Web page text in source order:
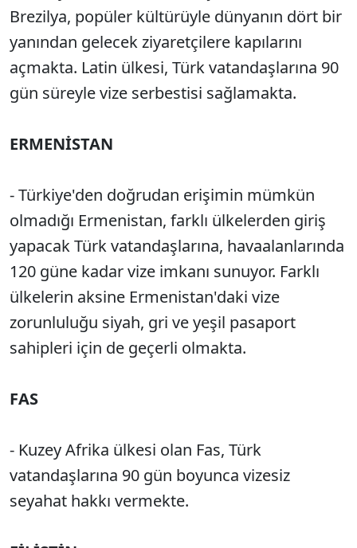
Brezilya, popüler kültürüyle dünyanın dört bir
yanından gelecek ziyaretçilere kapılarını
açmakta. Latin ülkesi, Türk vatandaşlarına 90
gün süreyle vize serbestisi sağlamakta.
ERMENİSTAN
- Türkiye'den doğrudan erişimin mümkün
olmadığı Ermenistan, farklı ülkelerden giriş
yapacak Türk vatandaşlarına, havaalanlarında
120 güne kadar vize imkanı sunuyor. Farklı
ülkelerin aksine Ermenistan'daki vize
zorunluluğu siyah, gri ve yeşil pasaport
sahipleri için de geçerli olmakta.
FAS
- Kuzey Afrika ülkesi olan Fas, Türk
vatandaşlarına 90 gün boyunca vizesiz
seyahat hakkı vermekte.